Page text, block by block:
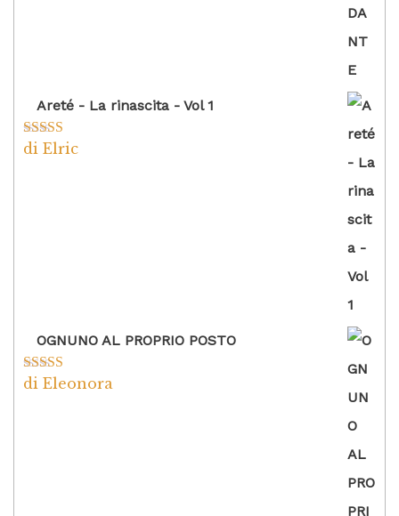
Areté - La rinascita - Vol 1
Valutato5
di Elric
OGNUNO AL PROPRIO POSTO
Valutato5su
di Eleonora